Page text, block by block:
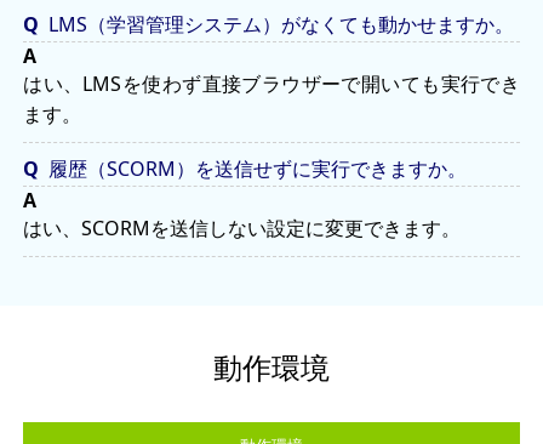
LMS（学習管理システム）がなくても動かせますか。
はい、LMSを使わず直接ブラウザーで開いても実行でき
ます。
履歴（SCORM）を送信せずに実行できますか。
はい、SCORMを送信しない設定に変更できます。
動作環境